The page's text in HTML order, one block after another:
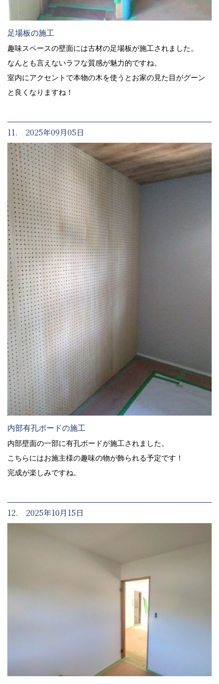
足場板の施工
趣味スペースの壁面には古材の足場板が施工されました。
なんとも言えないラフな質感が魅力的ですね。
室内にアクセントで本物の木を使うとお家の見た目がグーン
と良くなりますね！
11. 2025年09月05日
内部有孔ボードの施工
内部壁面の一部に有孔ボードが施工されました。
こちらにはお施主様の趣味の物が飾られる予定です！
完成が楽しみですね。
12. 2025年10月15日